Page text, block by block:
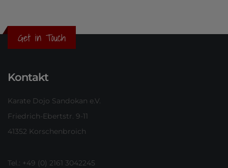
Get in Touch
Kontakt
Karate Dojo Sandokan e.V.
Friedrich-Ebertstr. 9-11
41352 Korschenbroich
Tel.: +49 (0) 2161 3042245